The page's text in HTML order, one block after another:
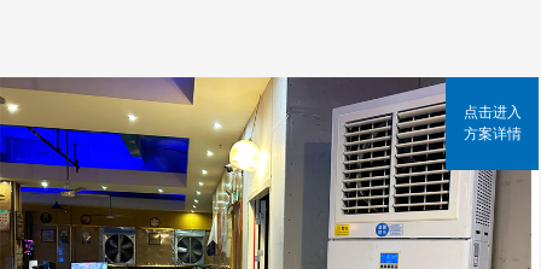
点击进入
方案详情